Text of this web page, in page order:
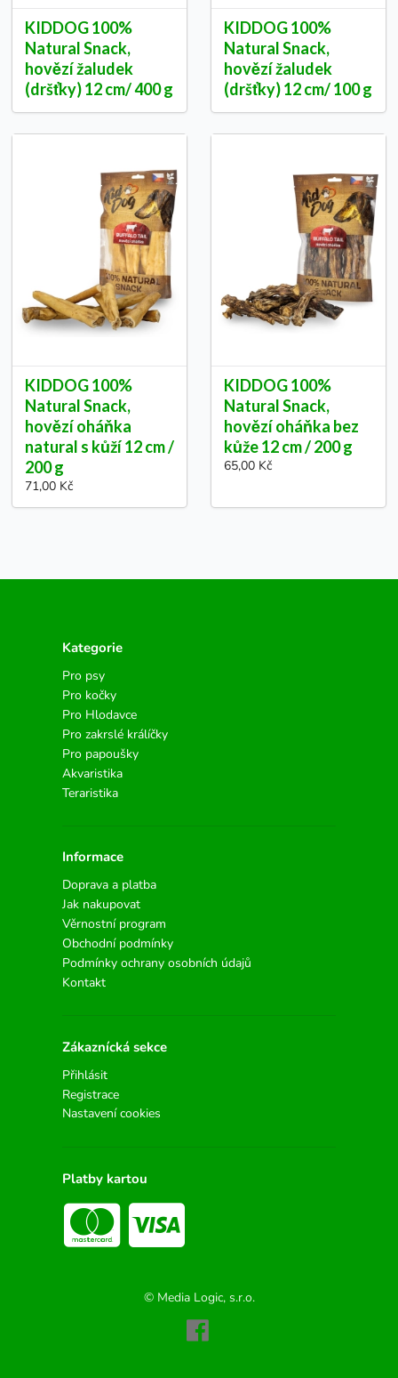
KIDDOG 100%
Natural Snack,
hovězí žaludek
(dršťky) 12 cm/ 400 g
KIDDOG 100%
Natural Snack,
hovězí žaludek
(dršťky) 12 cm/ 100 g
KIDDOG 100%
Natural Snack,
hovězí oháňka
natural s kůží 12 cm /
200 g
71,00 Kč
KIDDOG 100%
Natural Snack,
hovězí oháňka bez
kůže 12 cm / 200 g
65,00 Kč
Kategorie
Pro psy
Pro kočky
Pro Hlodavce
Pro zakrslé králíčky
Pro papoušky
Akvaristika
Teraristika
Informace
Doprava a platba
Jak nakupovat
Věrnostní program
Obchodní podmínky
Podmínky ochrany osobních údajů
Kontakt
Zákaznícká sekce
Přihlásit
Registrace
Nastavení cookies
Platby kartou
© Media Logic, s.r.o.